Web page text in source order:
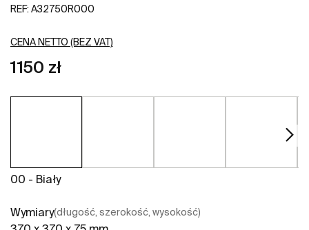
REF: A32750R000
CENA NETTO (BEZ VAT)
1150 zł
00 - Biały
Wymiary(długość, szerokość, wysokość)